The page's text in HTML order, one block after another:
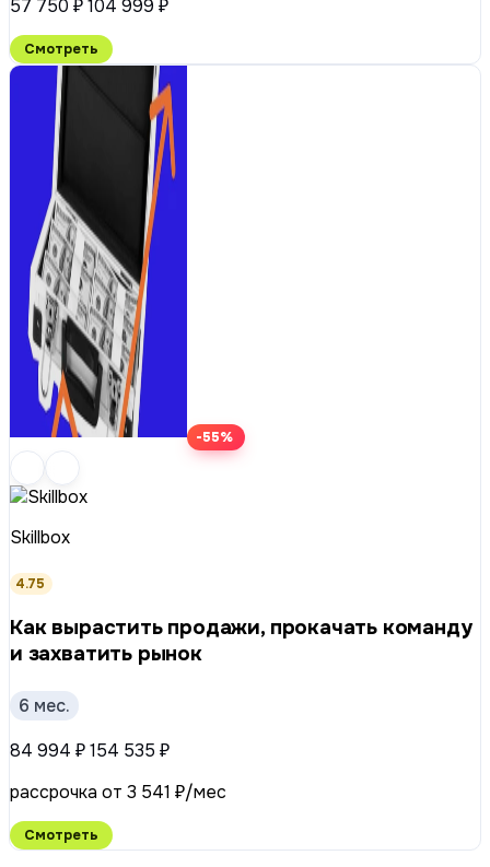
57 750 ₽104 999 ₽
Смотреть
-55%
Skillbox
4.75
Как вырастить продажи, прокачать команду
и захватить рынок
6 мес.
84 994 ₽154 535 ₽
рассрочка от 3 541 ₽/мес
Смотреть